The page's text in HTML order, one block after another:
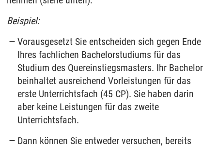
Beispiel:
Vorausgesetzt Sie entscheiden sich gegen Ende
Ihres fachlichen Bachelorstudiums für das
Studium des Quereinstiegsmasters. Ihr Bachelor
beinhaltet ausreichend Vorleistungen für das
erste Unterrichtsfach (45 CP). Sie haben darin
aber keine Leistungen für das zweite
Unterrichtsfach.
Dann können Sie entweder versuchen, bereits